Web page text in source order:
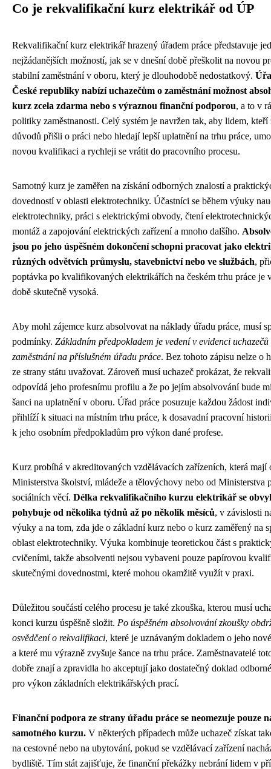
Co je rekvalifikační kurz elektrikář od ÚP
Rekvalifikační kurz elektrikář hrazený úřadem práce představuje
nejžádanějších možností, jak se v dnešní době přeškolit na novou
stabilní zaměstnání v oboru, který je dlouhodobě nedostatkový.
České republiky nabízí uchazečům o zaměstnání možnost
kurz zcela zdarma nebo s výraznou finanční podporou, a to v
politiky zaměstnanosti. Celý systém je navržen tak, aby lidem, kteří
důvodů přišli o práci nebo hledají lepší uplatnění na trhu práce,
novou kvalifikaci a rychleji se vrátit do pracovního procesu.
Samotný kurz je zaměřen na získání odborných znalostí a
dovedností v oblasti elektrotechniky. Účastníci se během výuky
elektrotechniky, práci s elektrickými obvody, čtení
montáž a zapojování elektrických zařízení a mnoho dalšího.
jsou po jeho úspěšném dokončení schopni pracovat jako
různých odvětvích průmyslu, stavebnictví nebo ve službách,
poptávka po kvalifikovaných elektrikářích na českém trhu práce je
době skutečně vysoká.
Aby mohl zájemce kurz absolvovat na náklady úřadu práce, musí
podmínky. Základním předpokladem je vedení v evidenci uchazečů
zaměstnání na příslušném úřadu práce. Bez tohoto zápisu nelze o
ze strany státu uvažovat. Zároveň musí uchazeč prokázat, že
odpovídá jeho profesnímu profilu a že po jejím absolvování bude
šanci na uplatnění v oboru. Úřad práce posuzuje každou žádost
přihlíží k situaci na místním trhu práce, k dosavadní pracovní
k jeho osobním předpokladům pro výkon dané profese.
Kurz probíhá v akreditovaných vzdělávacích zařízeních, která mají
Ministerstva školství, mládeže a tělovýchovy nebo od Ministerstva
sociálních věcí. Délka rekvalifikačního kurzu elektrikář se
pohybuje od několika týdnů až po několik měsíců, v závislosti
výuky a na tom, zda jde o základní kurz nebo o kurz zaměřený na
oblast elektrotechniky. Výuka kombinuje teoretickou část s
cvičeními, takže absolventi nejsou vybaveni pouze papírovou
skutečnými dovednostmi, které mohou okamžitě využít v praxi.
Důležitou součástí celého procesu je také zkouška, kterou musí
konci kurzu úspěšně složit. Po úspěšném absolvování zkoušky
osvědčení o rekvalifikaci, které je uznávaným dokladem o jeho
a které mu výrazně zvyšuje šance na trhu práce. Zaměstnavatelé
dobře znají a zpravidla ho akceptují jako dostatečný doklad
pro výkon základních elektrikářských prací.
Finanční podpora ze strany úřadu práce se neomezuje pouze
samotného kurzu. V některých případech může uchazeč získat
na cestovné nebo na ubytování, pokud se vzdělávací zařízení
bydliště. Tím stát zajišťuje, že finanční překážky nebrání lidem v